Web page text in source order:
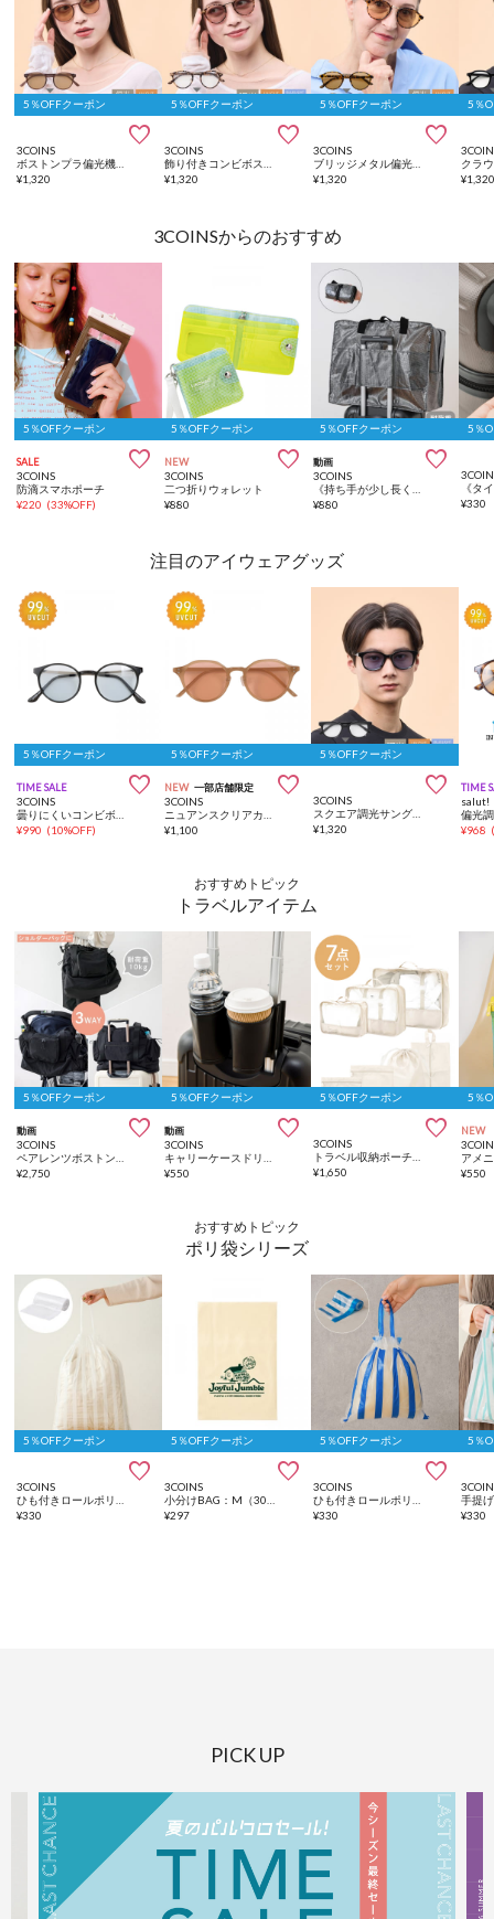
5％OFFクーポン

3COINS
¥1,320
5％OFFクーポン

3COINS
¥1,320
5％OFFクーポン

3COINS
ブリッジメタル偏光機能付調光サングラス
¥1,320
5％
¥
3COINSからのおすすめ
5％OFFクーポン
SALE 
3COINS
防滴スマホポーチ
¥220 (33%OFF)
5％OFFクーポン
NEW 
3COINS
二つ折りウォレット
¥880
5％OFFクーポン
動画 
3COINS
¥880
5％
¥330
注目のアイウェアグッズ
5％OFFクーポン
TIME SALE 
3COINS
¥990 (10%OFF)
5％OFFクーポン
NEW 一部店舗限定 
3COINS
¥1,100
5％OFFクーポン

3COINS
スクエア調光サングラス
¥1,320
TIME
salut!
偏光
¥968
おすすめトピック
トラベルアイテム
5％OFFクーポン
動画 
3COINS
¥2,750
5％OFFクーポン
動画 
3COINS
¥550
5％OFFクーポン

3COINS
トラベル収納ポーチ7点セット
¥1,650
5％
NEW
アメ
¥550
おすすめトピック
ポリ袋シリーズ
5％OFFクーポン

3COINS
¥330
5％OFFクーポン

3COINS
¥297
5％OFFクーポン

3COINS
¥330
5％
¥330
PICK UP